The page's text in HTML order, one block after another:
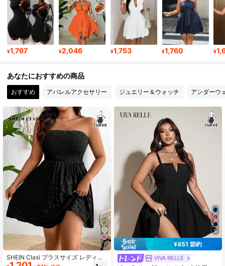
4.83 351K フォロワー
4.83 351K フォロワー
351K フォロワー
¥1,767 ¥2,046 ¥1,753 ¥1,760 ¥
あなたにおすすめの商品
おすすめ アパレルアクセサリー ジュエリー＆ウォッチ アンダーウ
7
SHEIN Clasi プラスサイズ レディー
ス ストラップレス Aラインドレス、
9
¥451 節約
VIVA RELLE